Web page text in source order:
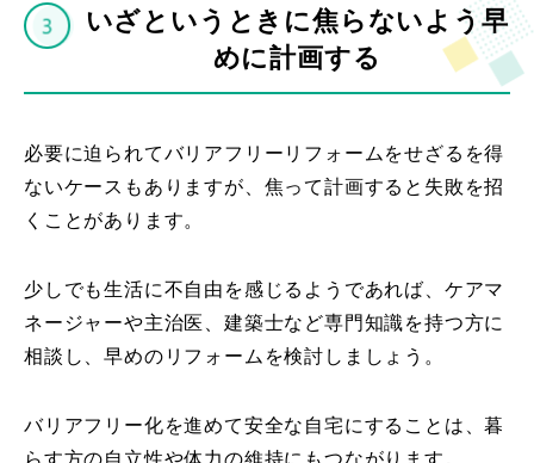
いざというときに焦らないよう早
めに計画する
必要に迫られてバリアフリーリフォームをせざるを得
ないケースもありますが、焦って計画すると失敗を招
くことがあります。
少しでも生活に不自由を感じるようであれば、ケアマ
ネージャーや主治医、建築士など専門知識を持つ方に
相談し、早めのリフォームを検討しましょう。
バリアフリー化を進めて安全な自宅にすることは、暮